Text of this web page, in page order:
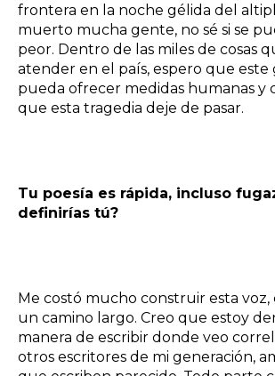
frontera en la noche gélida del
muerto mucha gente, no sé si se
peor. Dentro de las miles de cosas
atender en el país, espero que este
pueda ofrecer medidas humanas y
que esta tragedia deje de pasar.
Tu poesía es rápida, incluso
definirías tú?
Me costó mucho construir esta voz,
un camino largo. Creo que estoy
manera de escribir donde veo
otros escritores de mi generación,